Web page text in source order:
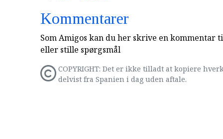
Kommentarer
Som Amigos kan du her skrive en kommentar
eller stille spørgsmål
COPYRIGHT: Det er ikke tilladt at kopiere
delvist fra Spanien i dag uden aftale.